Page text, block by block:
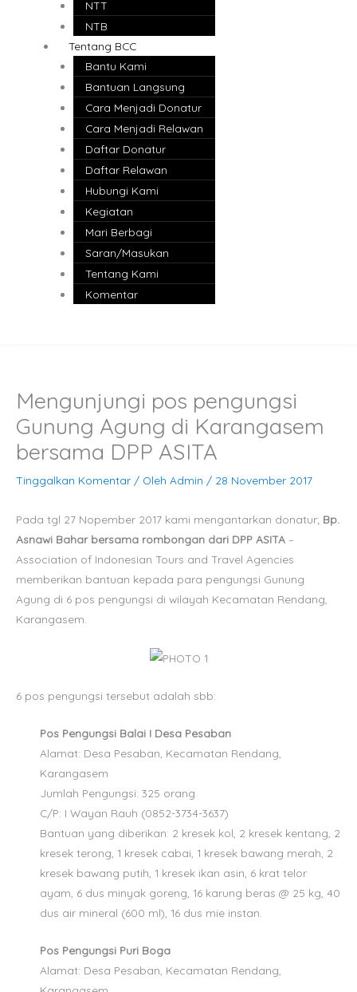
NTT
NTB
Tentang BCC
Bantu Kami
Bantuan Langsung
Cara Menjadi Donatur
Cara Menjadi Relawan
Daftar Donatur
Daftar Relawan
Hubungi Kami
Kegiatan
Mari Berbagi
Saran/Masukan
Tentang Kami
Komentar
Mengunjungi pos pengungsi
Gunung Agung di Karangasem
bersama DPP ASITA
Tinggalkan Komentar / Oleh Admin / 28 November 2017
Pada tgl 27 Nopember 2017 kami mengantarkan donatur; Bp.
Asnawi Bahar bersama rombongan dari DPP ASITA –
Association of Indonesian Tours and Travel Agencies
memberikan bantuan kepada para pengungsi Gunung
Agung di 6 pos pengungsi di wilayah Kecamatan Rendang,
Karangasem.
6 pos pengungsi tersebut adalah sbb:
Pos Pengungsi Balai I Desa Pesaban
Alamat: Desa Pesaban, Kecamatan Rendang,
Karangasem
Jumlah Pengungsi: 325 orang
C/P: I Wayan Rauh (0852-3734-3637)
Bantuan yang diberikan: 2 kresek kol, 2 kresek kentang, 2
kresek terong, 1 kresek cabai, 1 kresek bawang merah, 2
kresek bawang putih, 1 kresek ikan asin, 6 krat telor
ayam, 6 dus minyak goreng, 16 karung beras @ 25 kg, 40
dus air mineral (600 ml), 16 dus mie instan.
Pos Pengungsi Puri Boga
Alamat: Desa Pesaban, Kecamatan Rendang,